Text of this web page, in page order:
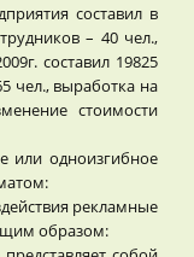
составил в
– 40 чел.,
составил 19825
чел., выработка на
стоимости
или одноизгибное
рекламные
образом: